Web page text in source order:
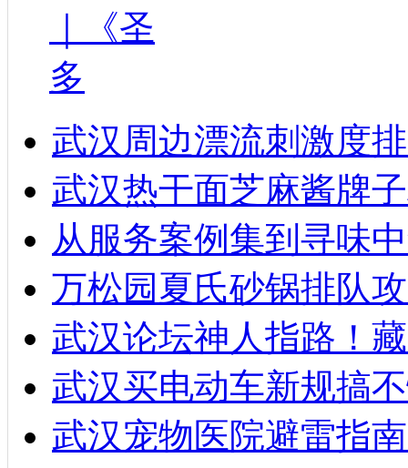
｜《圣
多
武汉周边漂流刺激度
武汉热干面芝麻酱牌
从服务案例集到寻味
万松园夏氏砂锅排队
武汉论坛神人指路！
武汉买电动车新规搞
武汉宠物医院避雷指